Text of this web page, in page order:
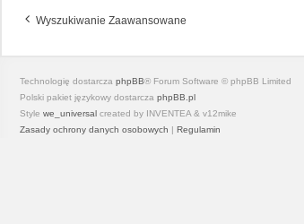
Wyszukiwanie Zaawansowane
Technologię dostarcza phpBB® Forum Software © phpBB Limited
Polski pakiet językowy dostarcza phpBB.pl
Style we_universal created by INVENTEA & v12mike
Zasady ochrony danych osobowych | Regulamin